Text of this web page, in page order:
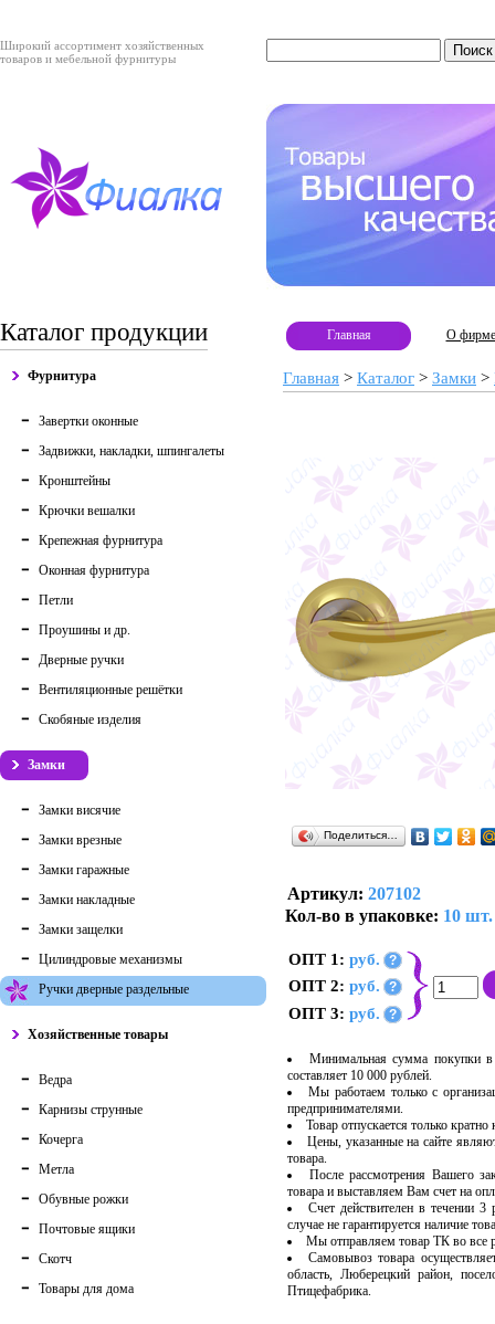
Широкий ассортимент хозяйственных
товаров и мебельной фурнитуры
Каталог продукции
Фурнитура
Завертки оконные
Задвижки, накладки, шпингалеты
Кронштейны
Крючки вешалки
Крепежная фурнитура
Оконная фурнитура
Петли
Проушины и др.
Дверные ручки
Вентиляционные решётки
Скобяные изделия
Замки
Замки висячие
Замки врезные
Замки гаражные
Замки накладные
Замки защелки
Цилиндровые механизмы
Ручки дверные раздельные
Хозяйственные товары
Ведра
Карнизы струнные
Кочерга
Метла
Обувные рожки
Почтовые ящики
Скотч
Товары для дома
Главная О фирме
Главная > Каталог > Замки >
Поделиться…
Артикул: 207102
Кол-во в упаковке: 10 шт.
ОПТ 1: руб. ?
ОПТ 2: руб. ?
ОПТ 3: руб. ?
Минимальная сумма покупки в
составляет 10 000 рублей.
Мы работаем только с
предпринимателями.
Товар отпускается только
Цены, указанные на сайте
товара.
После рассмотрения Вашего
товара и выставляем Вам счет на
Счет действителен в течении
случае не гарантируется наличие
Мы отправляем товар ТК во
Самовывоз товара
область, Люберецкий район,
Птицефабрика.